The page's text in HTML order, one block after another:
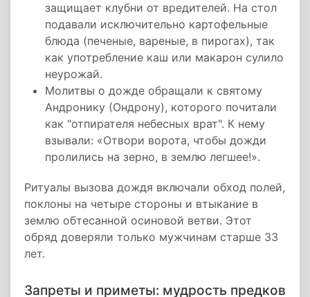
защищает клубни от вредителей. На стол
подавали исключительно картофельные
блюда (печеные, вареные, в пирогах), так
как употребление каш или макарон сулило
неурожай.
Молитвы о дожде обращали к святому
Андронику (Ондрону), которого почитали
как "отпирателя небесных врат". К нему
взывали: «Отвори ворота, чтобы дожди
пролились на зерно, в землю легшее!».
Ритуалы вызова дождя включали обход полей,
поклоны на четыре стороны и втыкание в
землю обтесанной осиновой ветви. Этот
обряд доверяли только мужчинам старше 33
лет.
Запреты и приметы: мудрость предков